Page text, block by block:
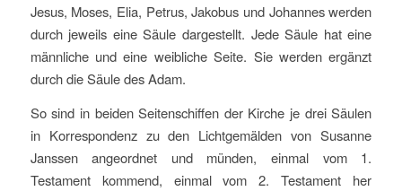
Jesus, Moses, Elia, Petrus, Jakobus und Johannes werden
durch jeweils eine Säule dargestellt. Jede Säule hat eine
männliche und eine weibliche Seite. Sie werden ergänzt
durch die Säule des Adam.
So sind in beiden Seitenschiffen der Kirche je drei Säulen
in Korrespondenz zu den Lichtgemälden von Susanne
Janssen angeordnet und münden, einmal vom 1.
Testament kommend, einmal vom 2. Testament her